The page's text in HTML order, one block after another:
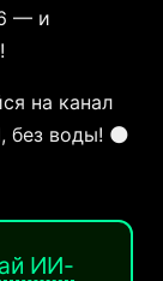
— и
на канал
воды! 🌑
ИИ-